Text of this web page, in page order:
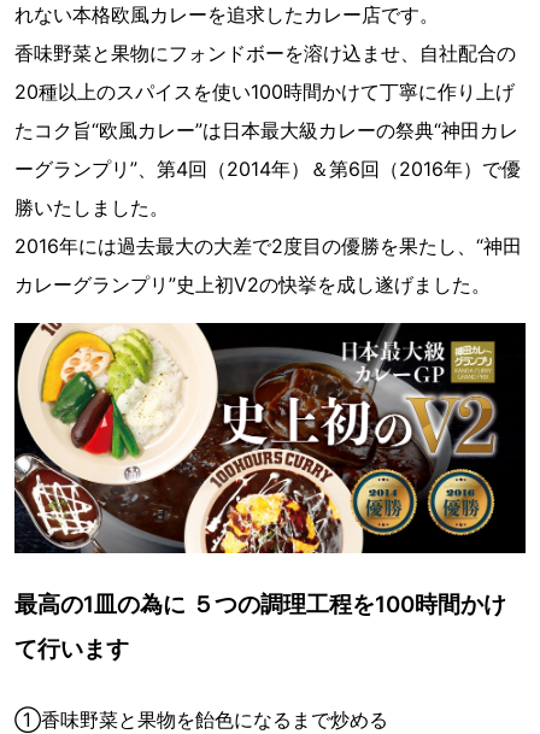
れない本格欧風カレーを追求したカレー店です。
香味野菜と果物にフォンドボーを溶け込ませ、自社配合の
20種以上のスパイスを使い100時間かけて丁寧に作り上げ
たコク旨“欧風カレー”は日本最大級カレーの祭典“神田カレ
ーグランプリ”、第4回（2014年）＆第6回（2016年）で優
勝いたしました。
2016年には過去最大の大差で2度目の優勝を果たし、“神田
カレーグランプリ”史上初V2の快挙を成し遂げました。
最高の1皿の為に ５つの調理工程を100時間かけ
て行います
①香味野菜と果物を飴色になるまで炒める